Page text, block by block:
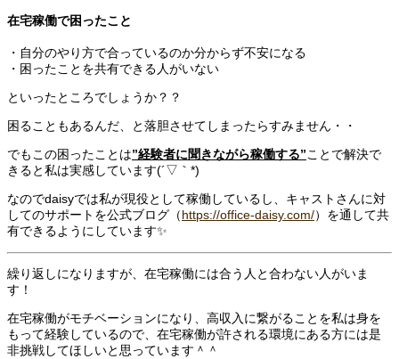
在宅稼働で困ったこと
・自分のやり方で合っているのか分からず不安になる
・困ったことを共有できる人がいない
といったところでしょうか？？
困ることもあるんだ、と落胆させてしまったらすみません・・
でもこの困ったことは”経験者に聞きながら稼働する”ことで解決で
きると私は実感しています(´▽｀*)
なのでdaisyでは私が現役として稼働しているし、キャストさんに対
してのサポートを公式ブログ（https://office-daisy.com/）を通して共
有できるようにしています✨
繰り返しになりますが、在宅稼働には合う人と合わない人がいま
す！
在宅稼働がモチベーションになり、高収入に繋がることを私は身を
もって経験しているので、在宅稼働が許される環境にある方には是
非挑戦してほしいと思っています＾＾